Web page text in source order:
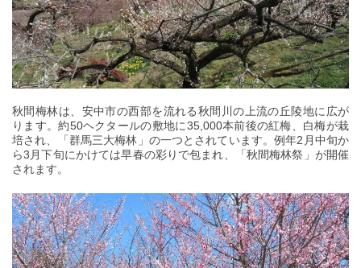
秋間梅林は、安中市の西部を流れる秋間川の上流の丘陵地に広が
ります。約50ヘクタールの敷地に35,000本前後の紅梅、白梅が栽
培され、「群馬三大梅林」の一つとされています。例年2月中旬か
ら3月下旬にかけては早春の彩りで包まれ、「秋間梅林祭」が開催
されます。